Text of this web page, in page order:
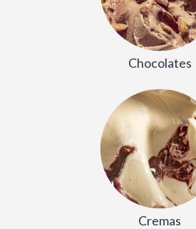
Chocolates
Cremas